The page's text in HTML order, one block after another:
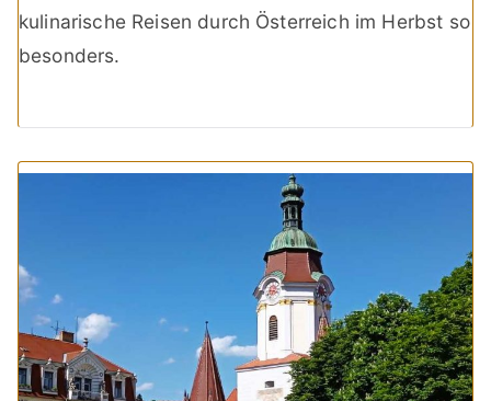
kulinarische Reisen durch Österreich im Herbst so
besonders.